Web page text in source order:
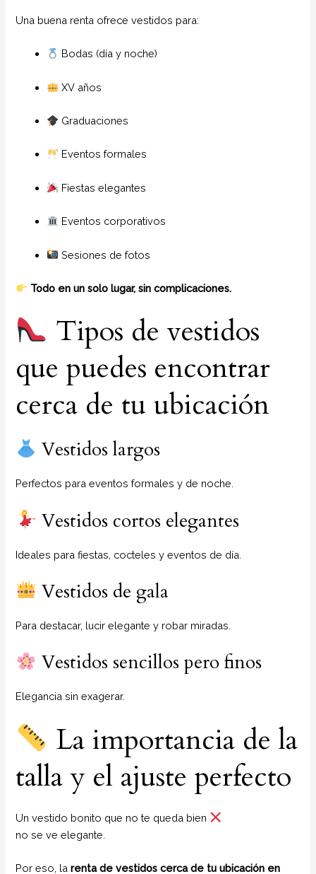
Una buena renta ofrece vestidos para:
Bodas (día y noche)
XV años
Graduaciones
Eventos formales
Fiestas elegantes
Eventos corporativos
Sesiones de fotos
Todo en un solo lugar, sin complicaciones.
Tipos de vestidos
que puedes encontrar
cerca de tu ubicación
Vestidos largos
Perfectos para eventos formales y de noche.
Vestidos cortos elegantes
Ideales para fiestas, cocteles y eventos de día.
Vestidos de gala
Para destacar, lucir elegante y robar miradas.
Vestidos sencillos pero finos
Elegancia sin exagerar.
La importancia de la
talla y el ajuste perfecto
Un vestido bonito que no te queda bien
no se ve elegante.
Por eso, larenta de vestidos cerca de tu ubicación en